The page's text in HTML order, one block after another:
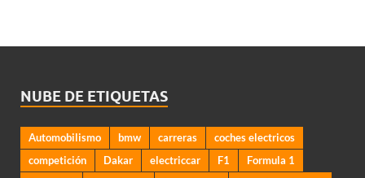
NUBE DE ETIQUETAS
Automobilismo bmw carreras
coches electricos
competición
Dakar electriccar F1
Formula 1